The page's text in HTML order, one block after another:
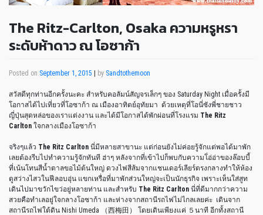
The Ritz-Carlton, Osaka ความหรูหรา
ระดับห้าดาว ณ โอซาก้า
Posted on September 1, 2015 by Sandtothemoon
สวัสดีทุกท่านอีกครั้งนะคะ สำหรับคอลัมน์สัญจรเล็กๆ ของ Saturday Night เมื่อครั้งมี
โอกาสได้ไปเที่ยวที่โอซาก้า ณ เมืองอาทิตย์อุทัยมา ด้วยเหตุที่โอนี่ซังพี่ชายชาว
ญี่ปุ่นสุดหล่อของเราแต่งงาน และได้มีโอกาสได้พักผ่อนที่โรงแรม The Ritz
Carlton ใจกลางเมืองโอซาก้า
จริงๆแล้ว The Ritz Carlton นี่มีหลายสาขานะ แต่ก่อนยังไม่ค่อยรู้จักแต่พอได้มาพัก
เลยต้องรีบไปทำความรู้จักทันที ฮ่าๆ หลังจากที่เข้าไปก็พบกับความโ่อ่อ่าของล๊อบบี้
ที่เน้นโทนสีน้ำตาลขอไม้ต้นใหญ่ ดวงไฟสีส้มจากแชนเดอร์เลียร์ตรงกลางทำให้ห้อง
ดูสว่างไสวในฟีลอบอุ่น แขกเหรื่อที่มาพักส่วนใหญ่จะเป็นนักธุรกิจ เพราะเห็นใส่สูท
เดินไปมาขวักไขว่อยู่หลายท่าน และสำหรับ The Ritz Carlton นี่ที่ดีมากกว่าความ
สวยคือทำเลอยู่ใจกลางโอซาก้า และห่างจากสถานีรถไฟไม่ไกลเลยค่ะ เดินจาก
สถานีรถไฟใต้ดิน Nishi Umeda （西梅田） โดยเดินเพียงแค่ ５นาที อีกทั้งสถานี